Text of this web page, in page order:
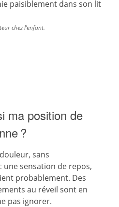
chez l’enfant.
ma position de
?
sans
une sensation de repos,
probablement. Des
au réveil sont en
pas ignorer.